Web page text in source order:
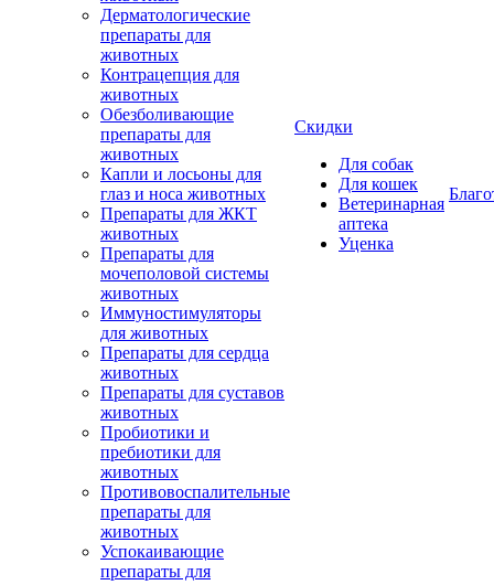
Дерматологические
препараты для
животных
Контрацепция для
животных
Обезболивающие
препараты для
животных
Капли и лосьоны для
глаз и носа животных
Препараты для ЖКТ
животных
Препараты для
мочеполовой системы
животных
Иммуностимуляторы
для животных
Препараты для сердца
животных
Препараты для суставов
животных
Пробиотики и
пребиотики для
животных
Противовоспалительные
препараты для
животных
Успокаивающие
препараты для
Скидки
Для собак
Для кошек
Ветеринарная
аптека
Уценка